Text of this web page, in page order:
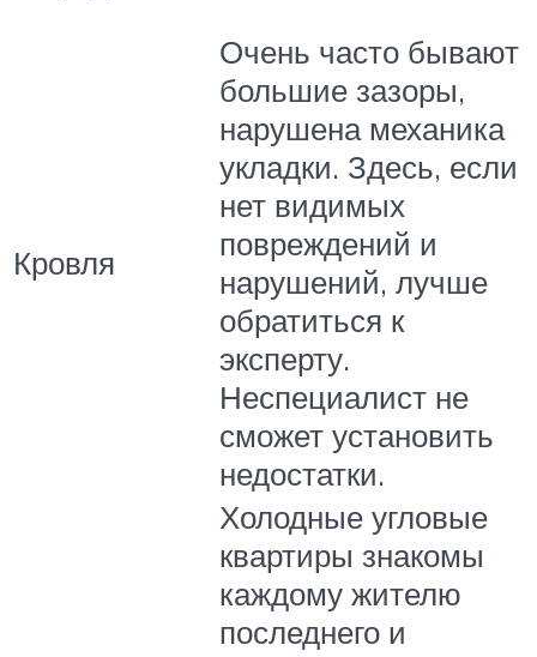
Кровля
Очень часто бывают
большие зазоры,
нарушена механика
укладки. Здесь, если
нет видимых
повреждений и
нарушений, лучше
обратиться к
эксперту.
Неспециалист не
сможет установить
недостатки.
Холодные угловые
квартиры знакомы
каждому жителю
последнего и